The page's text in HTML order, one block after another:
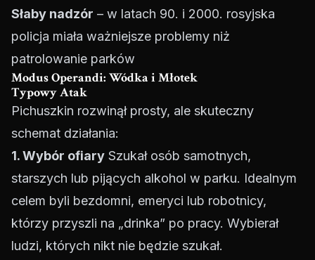
Słaby nadzór – w latach 90. i 2000. rosyjska
policja miała ważniejsze problemy niż
patrolowanie parków
Modus Operandi: Wódka i Młotek
Typowy Atak
Pichuszkin rozwinął prosty, ale skuteczny
schemat działania:
1. Wybór ofiary Szukał osób samotnych,
starszych lub pijących alkohol w parku. Idealnym
celem byli bezdomni, emeryci lub robotnicy,
którzy przyszli na „drinka” po pracy. Wybierał
ludzi, których nikt nie będzie szukał.